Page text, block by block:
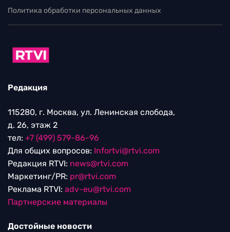
Политика обработки персональных данных
Редакция
115280, г. Москва, ул. Ленинская слобода,
д. 26, этаж 2
тел: +7 (499) 579-86-96
Для общих вопросов: Infortvi@rtvi.com
Редакция RTVI: news@rtvi.com
Маркетинг/PR: pr@rtvi.com
Реклама RTVI: adv-eu@rtvi.com
Партнерские материалы
Достойные новости